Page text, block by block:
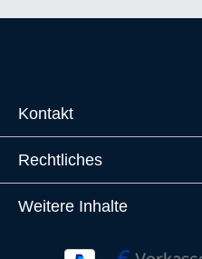
Kontakt
Rechtliches
Weitere Inhalte